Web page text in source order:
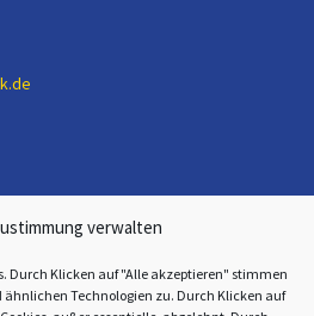
verwalten
Durch Klicken auf "Alle akzeptieren" stimmen
ähnlichen Technologien zu. Durch Klicken auf